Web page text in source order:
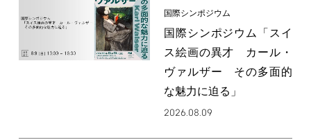
国際シンポジウム
国際シンポジウム「スイ
ス絵画の異才 カール・
ヴァルザー その多面的
な魅力に迫る」
2026.08.09